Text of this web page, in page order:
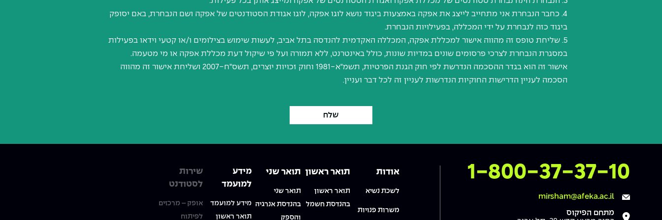
4. כחבר הנבחרת אני מתחייב לייצג את אפקה באמצעות ביגוד נושא לוגו אפקה, לוגו אגודת הסטודנטים של אפקה ושם הנבחרת, באם יסופק
ביגוד כזה לנבחרת על ידי המכללה, בפעילויות הנבחרת.
5. שליחת טופס זה מהווה אישור למכללת אפקה, המכללה האקדמית להנדסה בתל אביב, לעשות שימוש בצילומים ו/או קטעי וידאו בפעילות
במסגרת הנבחרת לצרכי פרסומים שונים במדיות שונות, כולל באינטרנט, ללא תמורה ועל פי שיקול דעת מכללת אפקה או מי מטעמה.
אישור זה הוא בגדר ההסכמה הנדרשת לפי חוק הגנת הפרטיות, תשמ"א-1981 וחוק זכויות יוצרים, תשס"ח-2007 ושליחת אישור זה מהווה
הסכמה לעניין הדרישות החוקיות הנדרשות לעניין זה לכל דבר ועניין.
צרו איתנו קשר
1-800-37-37-10
mirsham@afeka.ac.il
מתחם הפיקוס
אודות
לשכת נשיא
משרות פנויות
תואר ראשון
תואר ראשון
בהנדסת חשמל
תואר שני
תואר שני
בהנדסת אנרגיה
והספק
מידע
למועמד
מידע למועמד
תואר ראשון
שירות
לסטודנט
אופק – מרכזים
לפיתוח